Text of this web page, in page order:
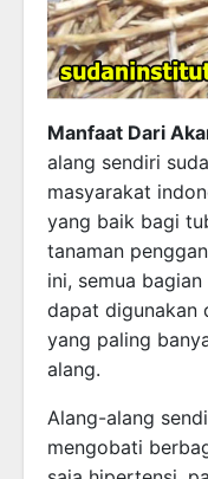
Manfaat Dari
alang sendiri
masyarakat
yang baik bagi
tanaman
ini, semua
dapat digunakan
yang paling
alang.
Alang-alang
mengobati